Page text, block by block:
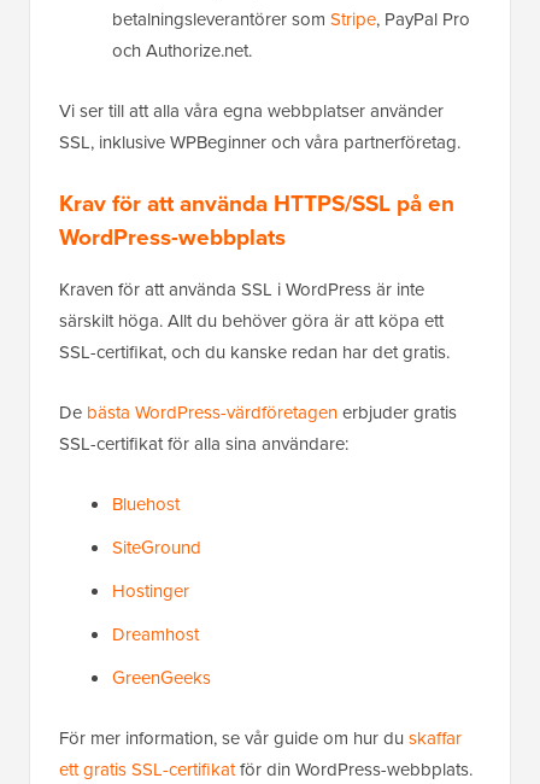
betalningsleverantörer som Stripe, PayPal Pro
och Authorize.net.
Vi ser till att alla våra egna webbplatser använder
SSL, inklusive WPBeginner och våra partnerföretag.
Krav för att använda HTTPS/SSL på en
WordPress-webbplats
Kraven för att använda SSL i WordPress är inte
särskilt höga. Allt du behöver göra är att köpa ett
SSL-certifikat, och du kanske redan har det gratis.
De bästa WordPress-värdföretagenerbjuder gratis
SSL-certifikat för alla sina användare:
Bluehost
SiteGround
Hostinger
Dreamhost
GreenGeeks
För mer information, se vår guide om hur du skaffar
ett gratis SSL-certifikatför din WordPress-webbplats.